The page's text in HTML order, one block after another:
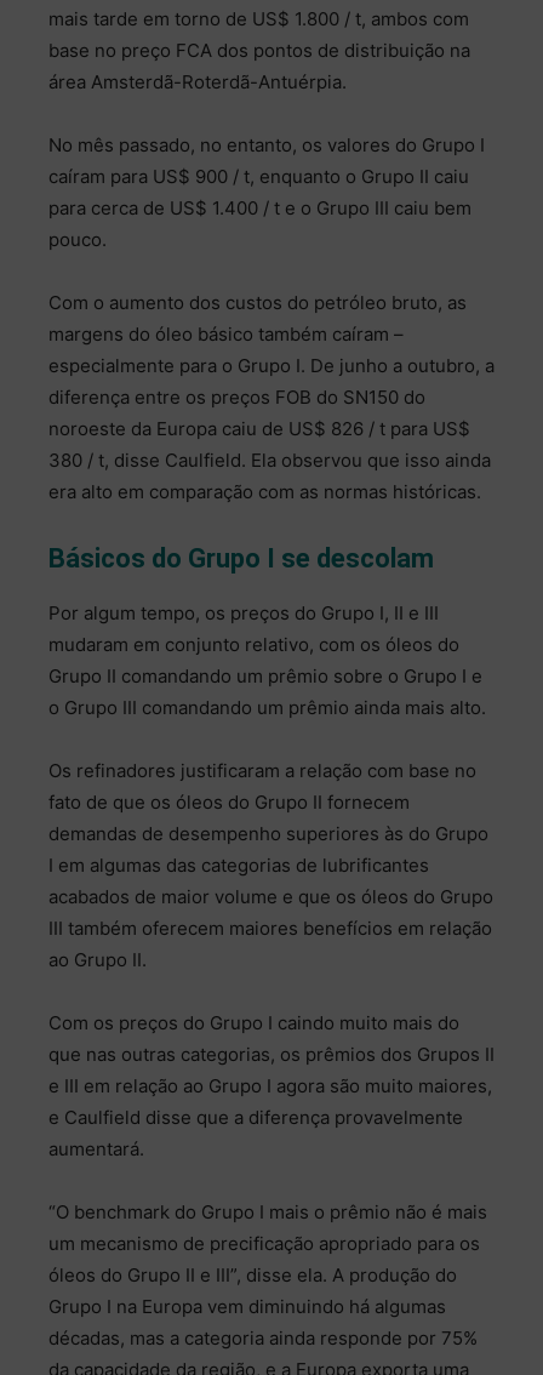
mais tarde em torno de US$ 1.800 / t, ambos com
base no preço FCA dos pontos de distribuição na
área Amsterdã-Roterdã-Antuérpia.
No mês passado, no entanto, os valores do Grupo I
caíram para US$ 900 / t, enquanto o Grupo II caiu
para cerca de US$ 1.400 / t e o Grupo III caiu bem
pouco.
Com o aumento dos custos do petróleo bruto, as
margens do óleo básico também caíram –
especialmente para o Grupo I. De junho a outubro, a
diferença entre os preços FOB do SN150 do
noroeste da Europa caiu de US$ 826 / t para US$
380 / t, disse Caulfield. Ela observou que isso ainda
era alto em comparação com as normas históricas.
Básicos do Grupo I se descolam
Por algum tempo, os preços do Grupo I, II e III
mudaram em conjunto relativo, com os óleos do
Grupo II comandando um prêmio sobre o Grupo I e
o Grupo III comandando um prêmio ainda mais alto.
Os refinadores justificaram a relação com base no
fato de que os óleos do Grupo II fornecem
demandas de desempenho superiores às do Grupo
I em algumas das categorias de lubrificantes
acabados de maior volume e que os óleos do Grupo
III também oferecem maiores benefícios em relação
ao Grupo II.
Com os preços do Grupo I caindo muito mais do
que nas outras categorias, os prêmios dos Grupos II
e III em relação ao Grupo I agora são muito maiores,
e Caulfield disse que a diferença provavelmente
aumentará.
“O benchmark do Grupo I mais o prêmio não é mais
um mecanismo de precificação apropriado para os
óleos do Grupo II e III”, disse ela. A produção do
Grupo I na Europa vem diminuindo há algumas
décadas, mas a categoria ainda responde por 75%
da capacidade da região, e a Europa exporta uma